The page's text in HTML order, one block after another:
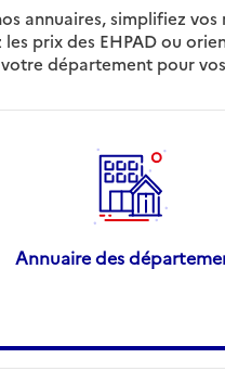
annuaires, simplifiez vos
prix des EHPAD ou
département pour
Annuaire des